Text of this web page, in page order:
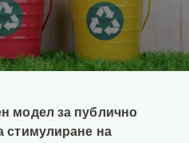
модел за публично
стимулиране на